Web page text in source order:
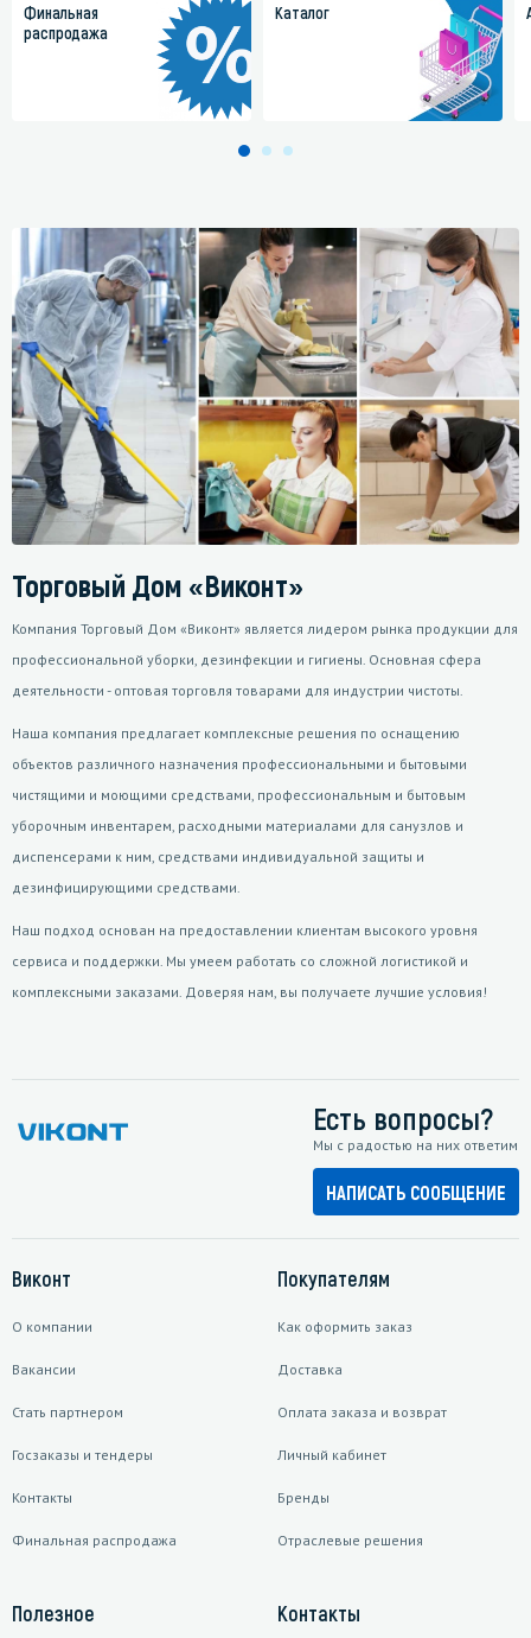
Финальная
распродажа
Каталог
Торговый Дом «Виконт»
Компания Торговый Дом «Виконт» является лидером рынка продукции для
профессиональной уборки, дезинфекции и гигиены. Основная сфера
деятельности - оптовая торговля товарами для индустрии чистоты.
Наша компания предлагает комплексные решения по оснащению
объектов различного назначения профессиональными и бытовыми
чистящими и моющими средствами, профессиональным и бытовым
уборочным инвентарем, расходными материалами для санузлов и
диспенсерами к ним, средствами индивидуальной защиты и
дезинфицирующими средствами.
Наш подход основан на предоставлении клиентам высокого уровня
сервиса и поддержки. Мы умеем работать со сложной логистикой и
комплексными заказами. Доверяя нам, вы получаете лучшие условия!
Есть вопросы?
Мы с радостью на них ответим
НАПИСАТЬ СООБЩЕНИЕ
Виконт
О компании
Вакансии
Стать партнером
Госзаказы и тендеры
Контакты
Финальная распродажа
Покупателям
Как оформить заказ
Доставка
Оплата заказа и возврат
Личный кабинет
Бренды
Отраслевые решения
Полезное Контакты